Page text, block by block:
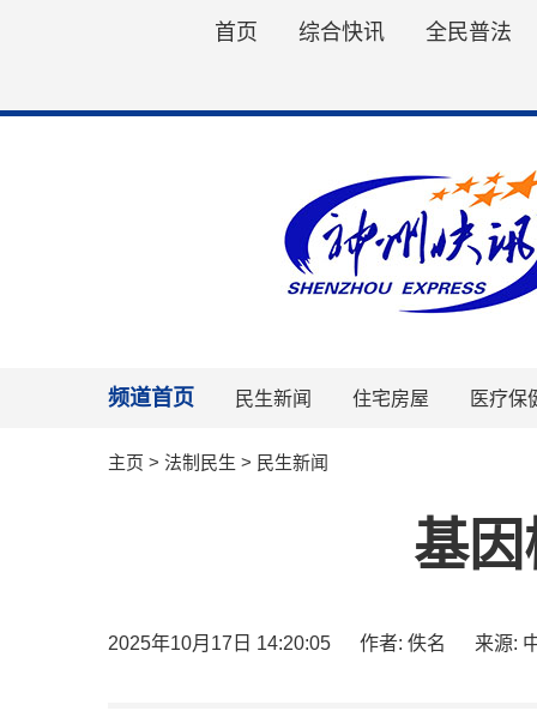
首页 综合快讯 全民普法
频道首页 民生新闻 住宅房屋 医疗保
主页 > 法制民生 > 民生新闻
基
2025年10月17日 14:20:05 作者: 佚名 来源: